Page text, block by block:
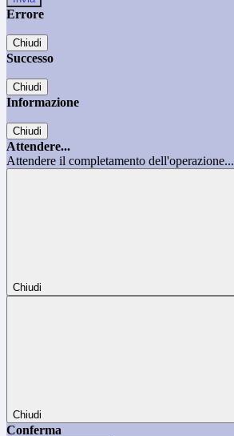
Errore
Chiudi
Successo
Chiudi
Informazione
Chiudi
Attendere...
Attendere il completamento dell'operazione...
Chiudi
Chiudi
Conferma